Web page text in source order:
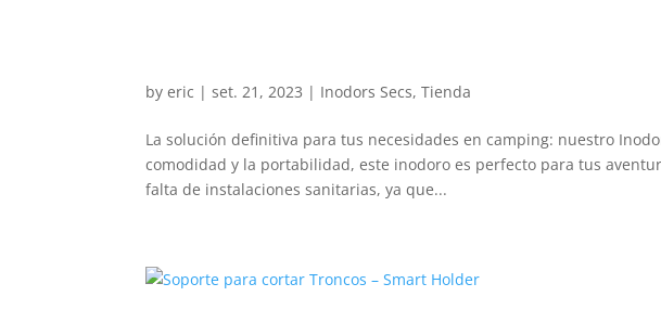
byeric |set. 21, 2023 | Inodors Secs,Tienda
La solución definitiva para tus necesidades en camping: nuestro
comodidad y la portabilidad, este inodoro es perfecto para tus
falta de instalaciones sanitarias, ya que...